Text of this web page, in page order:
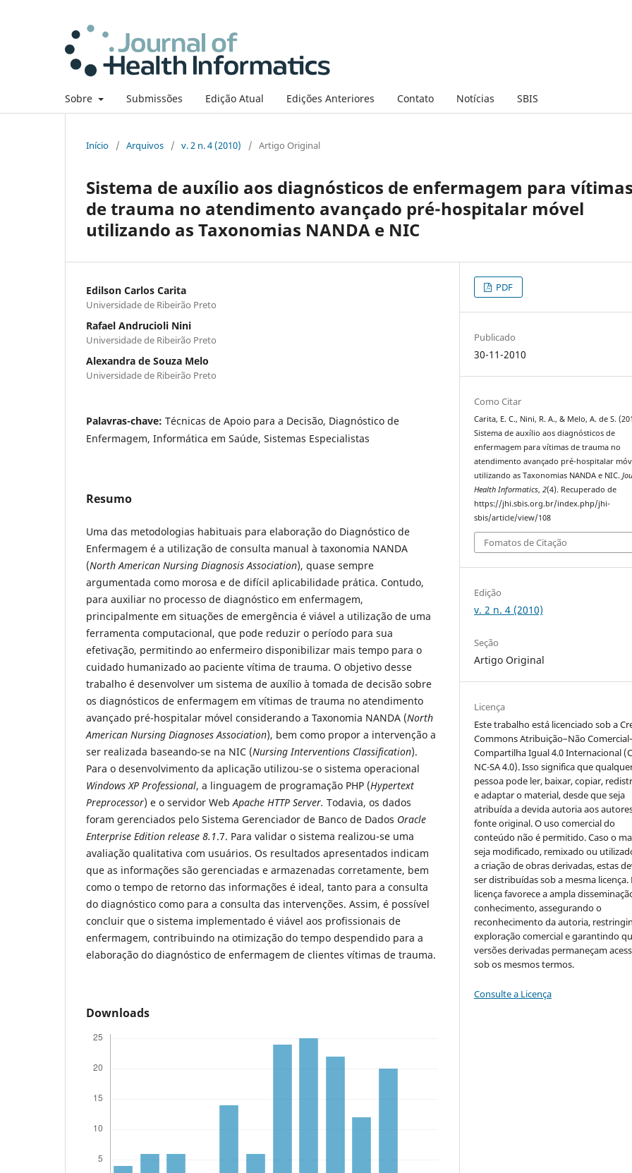
Sobre Submissões Edição Atual Edições Anteriores Contato Notícias SBIS
Início / Arquivos / v. 2 n. 4 (2010) / Artigo Original
Sistema de auxílio aos diagnósticos de enfermagem para vítimas
de trauma no atendimento avançado pré-hospitalar móvel
utilizando as Taxonomias NANDA e NIC
Edilson Carlos Carita
Universidade de Ribeirão Preto
Rafael Andrucioli Nini
Universidade de Ribeirão Preto
Alexandra de Souza Melo
Universidade de Ribeirão Preto
Palavras-chave: Técnicas de Apoio para a Decisão, Diagnóstico de
Enfermagem, Informática em Saúde, Sistemas Especialistas
Resumo
Uma das metodologias habituais para elaboração do Diagnóstico de
Enfermagem é a utilização de consulta manual à taxonomia NANDA
(North American Nursing Diagnosis Association), quase sempre
argumentada como morosa e de difícil aplicabilidade prática. Contudo,
para auxiliar no processo de diagnóstico em enfermagem,
principalmente em situações de emergência é viável a utilização de uma
ferramenta computacional, que pode reduzir o período para sua
efetivação, permitindo ao enfermeiro disponibilizar mais tempo para o
cuidado humanizado ao paciente vítima de trauma. O objetivo desse
trabalho é desenvolver um sistema de auxílio à tomada de decisão sobre
os diagnósticos de enfermagem em vítimas de trauma no atendimento
avançado pré-hospitalar móvel considerando a Taxonomia NANDA (North
American Nursing Diagnoses Association), bem como propor a intervenção a
ser realizada baseando-se na NIC (Nursing Interventions Classification).
Para o desenvolvimento da aplicação utilizou-se o sistema operacional
Windows XP Professional, a linguagem de programação PHP (Hypertext
Preprocessor) e o servidor WebApache HTTP Server. Todavia, os dados
foram gerenciados pelo Sistema Gerenciador de Banco de Dados Oracle
Enterprise Edition release 8.1.7. Para validar o sistema realizou-se uma
avaliação qualitativa com usuários. Os resultados apresentados indicam
que as informações são gerenciadas e armazenadas corretamente, bem
como o tempo de retorno das informações é ideal, tanto para a consulta
do diagnóstico como para a consulta das intervenções. Assim, é possível
concluir que o sistema implementado é viável aos profissionais de
enfermagem, contribuindo na otimização do tempo despendido para a
elaboração do diagnóstico de enfermagem de clientes vítimas de trauma.
Downloads
PDF
Publicado
30-11-2010
Como Citar
Carita, E. C., Nini, R. A., & Melo, A. de S.
Sistema de auxílio aos diagnósticos de
enfermagem para vítimas de trauma no
atendimento avançado pré-hospitalar
utilizando as Taxonomias NANDA e NIC.
Health Informatics,2(4). Recuperado de
https://jhi.sbis.org.br/index.php/jhi-
sbis/article/view/108
Fomatos de Citação
Edição
v. 2 n. 4 (2010)
Seção
Artigo Original
Licença
Este trabalho está licenciado sob a
Commons Atribuição–Não
Compartilha Igual 4.0 Internacional
NC-SA 4.0). Isso significa que
pessoa pode ler, baixar, copiar,
e adaptar o material, desde que seja
atribuída a devida autoria aos
fonte original. O uso comercial do
conteúdo não é permitido. Caso o
seja modificado, remixado ou
a criação de obras derivadas, estas
ser distribuídas sob a mesma licença.
licença favorece a ampla
conhecimento, assegurando o
reconhecimento da autoria,
exploração comercial e garantindo
versões derivadas permaneçam
sob os mesmos termos.
Consulte a Licença